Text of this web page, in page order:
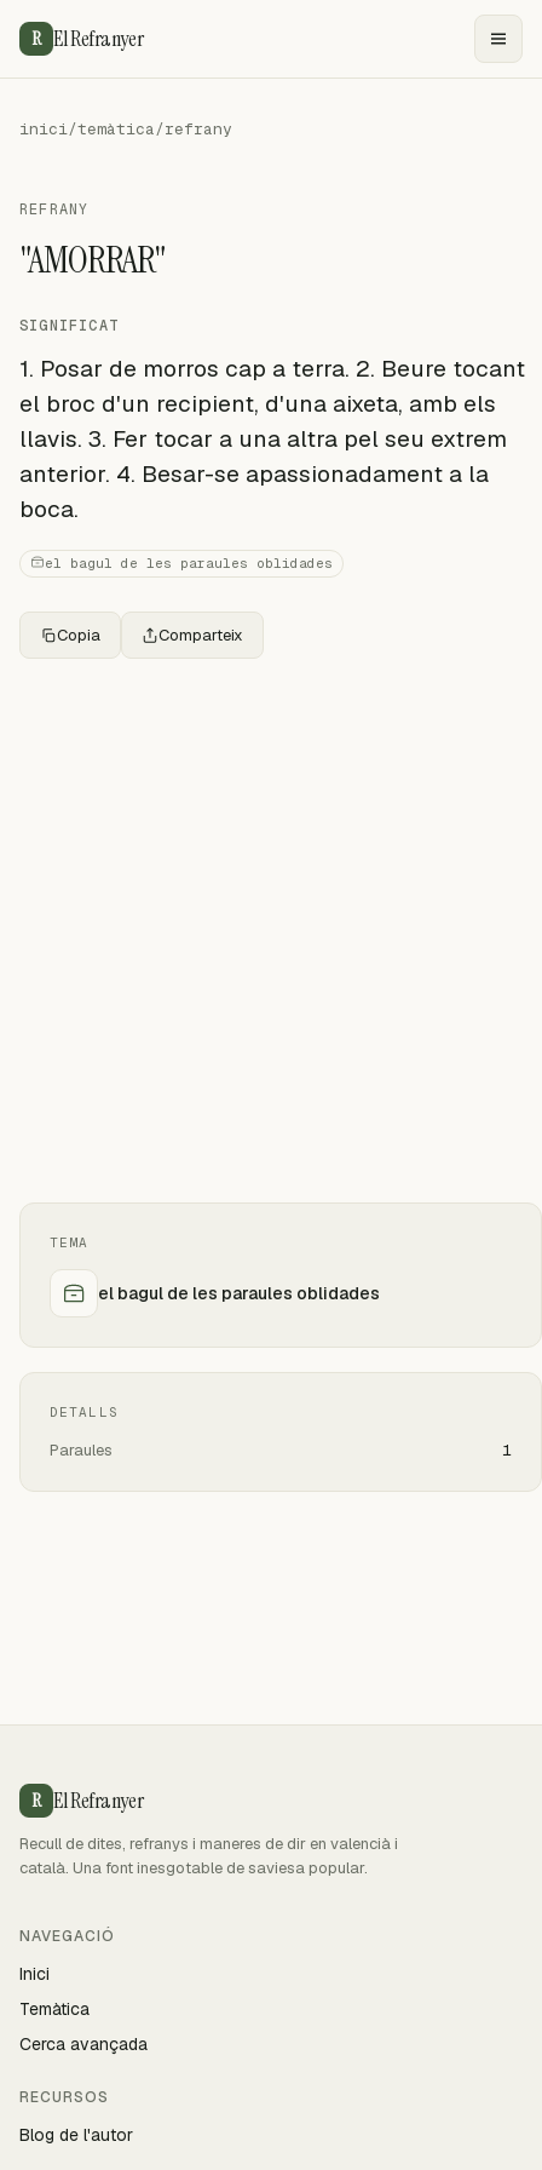
R El Refranyer
inici/temàtica/refrany
REFRANY
"AMORRAR"
SIGNIFICAT
1. Posar de morros cap a terra. 2. Beure tocant
el broc d'un recipient, d'una aixeta, amb els
llavis. 3. Fer tocar a una altra pel seu extrem
anterior. 4. Besar-se apassionadament a la
boca.
el bagul de les paraules oblidades
Copia Comparteix
TEMA
el bagul de les paraules oblidades
DETALLS
Paraules 1
R El Refranyer
Recull de dites, refranys i maneres de dir en valencià i
català. Una font inesgotable de saviesa popular.
NAVEGACIÓ
Inici
Temàtica
Cerca avançada
RECURSOS
Blog de l'autor